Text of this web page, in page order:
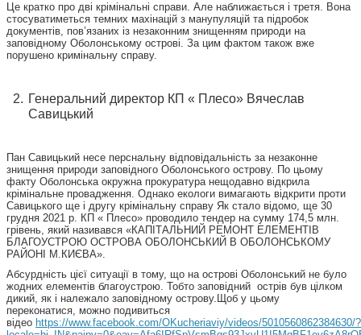
Це кратко про дві крімінальні справи. Але наближається і третя. Вона
стосуватиметься темних махінацій з манупуляцій та підробок
документів, пов’язаних із незаконним знищенням природи на
заповідному Оболонському острові. За цим фактом також вже
порушено кримінальну справу.
Генеральний директор КП « Плесо» Вячеслав
Савицький
Пан Савицький несе перснальну відповідальність за незаконне
знищення природи заповідного Оболонського острову. По цьому
факту Оболонська окружна прокуратура нещодавно відкрила
крімінальне провадження. Однако екологи вимагають відкрити проти
Савицького ще і другу крімінальну справу Як стало відомо, ще 30
грудня 2021 р. КП « Плесо» проводило тендер на сумму 174,5 млн.
грівень, який називався «КАПІТАЛЬНИЙ РЕМОНТ ЕЛЕМЕНТІВ
БЛАГОУСТРОЮ ОСТРОВА ОБОЛОНСЬКИЙ В ОБОЛОНСЬКОМУ
РАЙОНІ М.КИЄВА».
Абсурдність цієї ситуації в тому, що на острові Оболонський не було
жодних елементів благоустрою. Тобто заповідний острів був цілком
дикий, як і належало заповідному острову.Щоб у цьому
переконатися, можно подивиться
відео https://www.facebook.com/OKucheriaviy/videos/5010560862384630/?